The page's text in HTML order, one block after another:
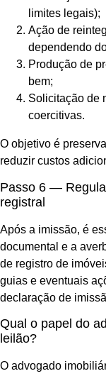
limites legais);
Ação de
dependendo
Produção de
bem;
Solicitação de
coercitivas.
O objetivo é
reduzir custos
Passo 6 —
registral
Após a imissão, é
documental e a
de registro de
guias e eventuais
declaração de
Qual o papel do
leilão?
O advogado